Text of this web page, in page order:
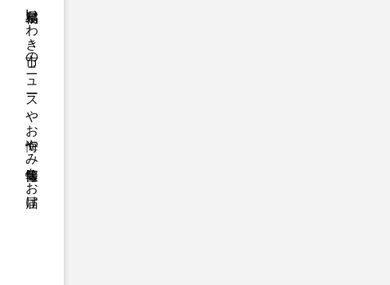
福島県いわき市のニュースやお悔やみ情報等をお届け